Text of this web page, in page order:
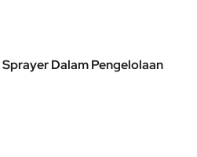
Dalam Pengelolaan